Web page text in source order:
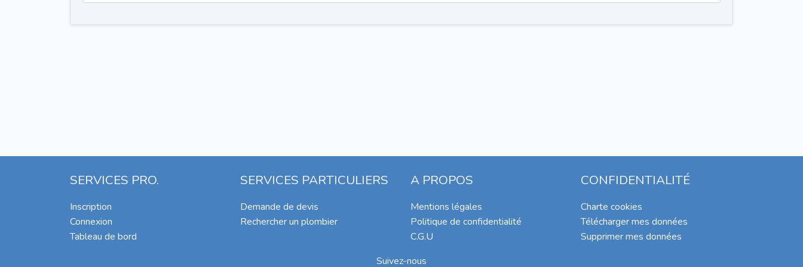
SERVICES PRO.
Inscription
Connexion
Tableau de bord
SERVICES PARTICULIERS
Demande de devis
Rechercher un plombier
A PROPOS
Mentions légales
Politique de confidentialité
C.G.U
CONFIDENTIALITÉ
Charte cookies
Télécharger mes données
Supprimer mes données
Suivez-nous